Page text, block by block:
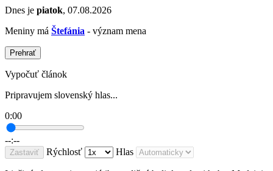
Dnes je piatok, 07.08.2026
Meniny má Štefánia - význam mena
Prehrať
Vypočuť článok
Pripravujem slovenský hlas...
0:00
--:--
Zastaviť Rýchlosť Hlas